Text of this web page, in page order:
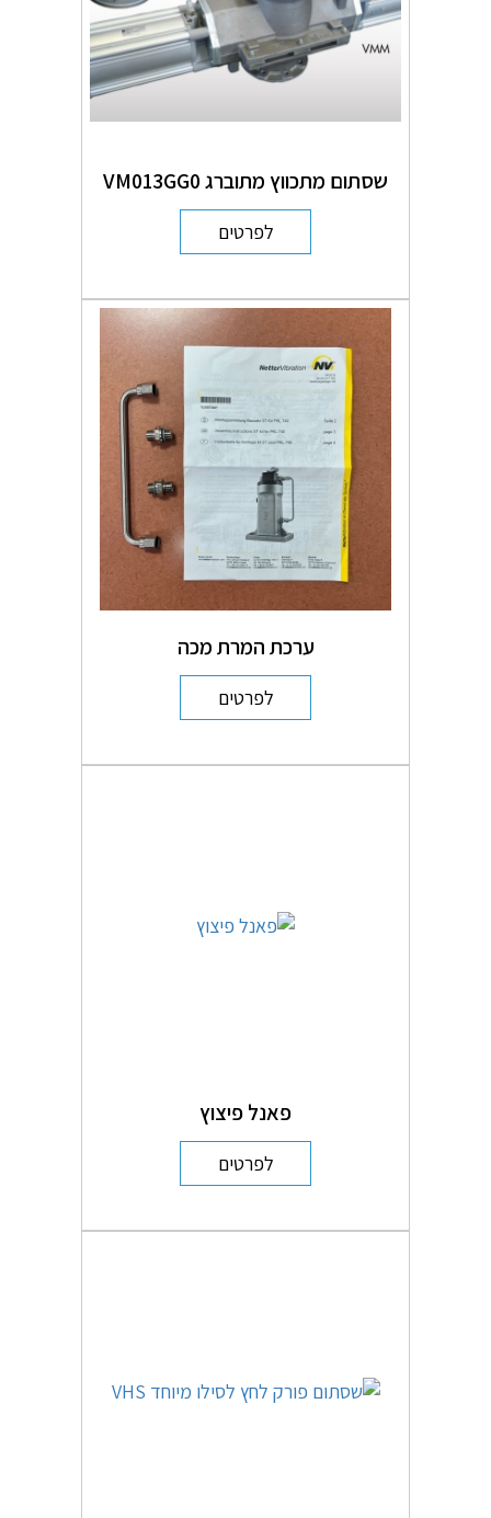
שסתום מתכווץ מתוברג VM013GG0
לפרטים
ערכת המרת מכה
לפרטים
פאנל פיצוץ
לפרטים